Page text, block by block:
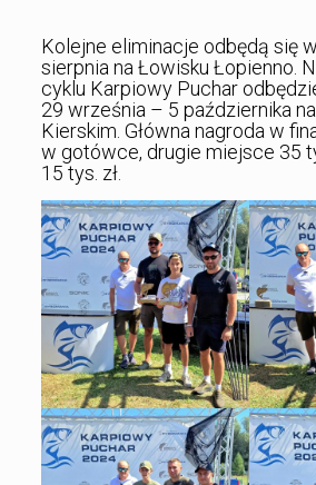
Kolejne eliminacje odbędą się
sierpnia na Łowisku Łopienno.
cyklu Karpiowy Puchar
29 września – 5 października
Kierskim. Główna nagroda w
w gotówce, drugie miejsce 35
15 tys. zł.